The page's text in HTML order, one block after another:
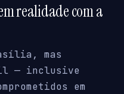
realidade com a
mas
— inclusive
em